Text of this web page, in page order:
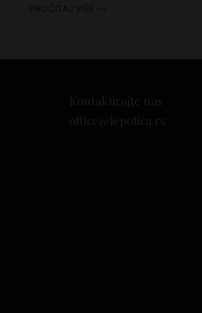
Kontaktirajte nas
office@lepotica.rs